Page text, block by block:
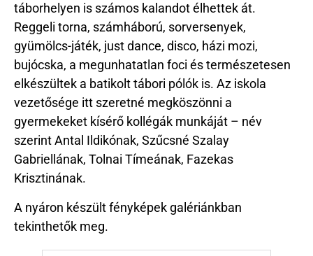
táborhelyen is számos kalandot élhettek át.
Reggeli torna, számháború, sorversenyek,
gyümölcs-játék, just dance, disco, házi mozi,
bujócska, a megunhatatlan foci és természetesen
elkészültek a batikolt tábori pólók is. Az iskola
vezetősége itt szeretné megköszönni a
gyermekeket kísérő kollégák munkáját – név
szerint Antal Ildikónak, Szűcsné Szalay
Gabriellának, Tolnai Tímeának, Fazekas
Krisztinának.
A nyáron készült fényképek galériánkban
tekinthetők meg.